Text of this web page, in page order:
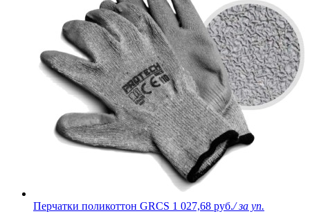
Перчатки поликоттон GRCS 1 027,68 руб./ за уп.